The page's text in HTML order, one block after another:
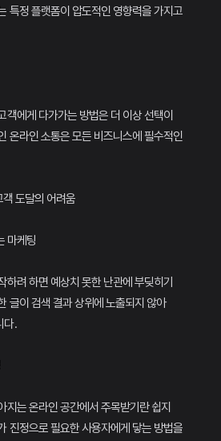
특정 플랫폼이 압도적인 영향력을 가지고
객에게 다가가는 방법은 더 이상 선택이
온라인 소통은 모든 비즈니스에 필수적인
도달의 어려움
마케팅
하려 하면 예상치 못한 난관에 부딪히기
글이 검색 결과 상위에 노출되지 않아
다.
지는 온라인 공간에서 주목받기란 쉽지
진정으로 필요한 사용자에게 닿는 방법을